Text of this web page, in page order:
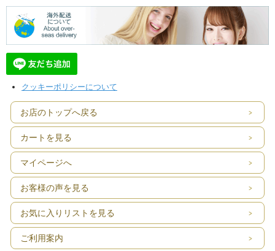
クッキーポリシーについて
お店のトップへ戻る
カートを見る
マイページへ
お客様の声を見る
お気に入りリストを見る
ご利用案内